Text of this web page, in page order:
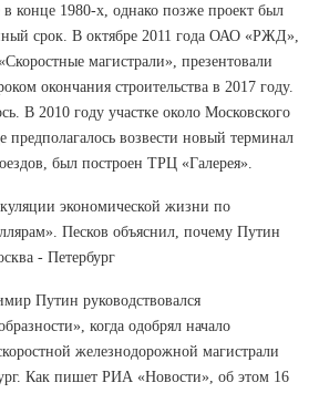
конце 1980-х, однако позже проект был
срок. В октябре 2011 года ОАО «РЖД»,
магистрали», презентовали
окончания строительства в 2017 году.
В 2010 году участке около Московского
предполагалось возвести новый терминал
был построен ТРЦ «Галерея».
экономической жизни по
Песков объяснил, почему Путин
- Петербург
Путин руководствовался
когда одобрял начало
железнодорожной магистрали
Как пишет РИА «Новости», об этом 16